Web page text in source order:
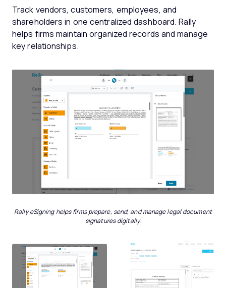
Track vendors, customers, employees, and
shareholders in one centralized dashboard. Rally
helps firms maintain organized records and manage
key relationships.
Rally eSigning helps firms prepare, send, and manage legal document
signatures digitally.